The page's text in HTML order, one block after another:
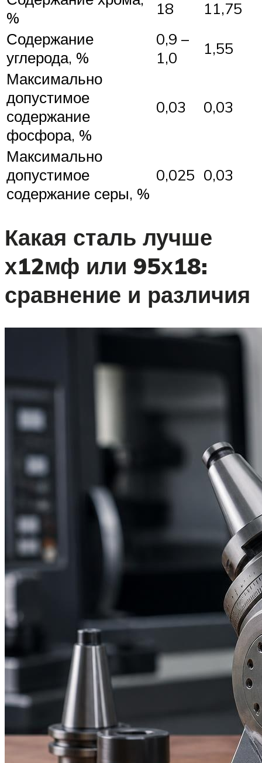
%
18
11,75
Содержание
углерода, %
0,9 –
1,0
1,55
Максимально
допустимое
содержание
фосфора, %
0,03 0,03
Максимально
допустимое
содержание серы, %
0,025 0,03
Какая сталь лучше
х12мф или 95х18:
сравнение и различия